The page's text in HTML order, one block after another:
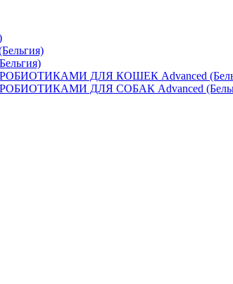
ДЛЯ КОШЕК Advanced
ДЛЯ СОБАК Advanced